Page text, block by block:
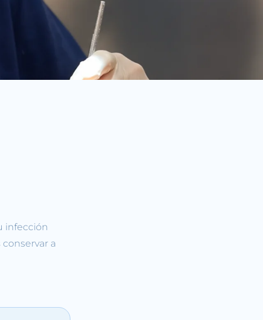
infección
a